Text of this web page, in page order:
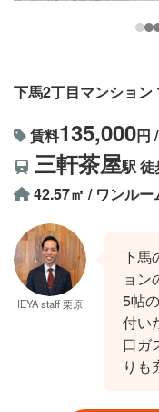
下馬2丁目マンション
賃料135,000円
三軒茶屋駅 徒
42.57㎡ / ワンルー
IEYA staff 栗原
下馬
ョン
5帖
付い
口ガ
りも